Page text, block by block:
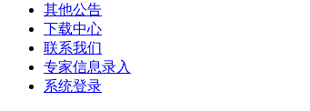
其他公告
下载中心
联系我们
专家信息录入
系统登录